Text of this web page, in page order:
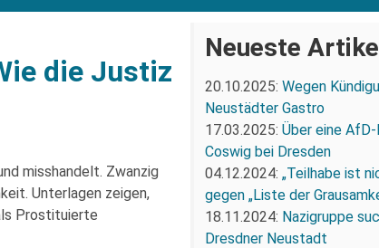
die Justiz
misshandelt. Zwanzig
Unterlagen zeigen,
Prostituierte
Neueste
20.10.2025: Wegen
Neustädter Gastro
17.03.2025: Über eine
Coswig bei Dresden
04.12.2024: „Teilhabe ist
gegen „Liste der
18.11.2024: Nazigruppe
Dresdner Neustadt